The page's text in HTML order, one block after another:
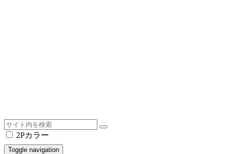
2Pカラー
Toggle navigation